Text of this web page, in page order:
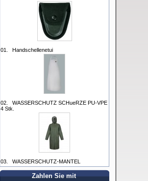
01. Handschellenetui
02. WASSERSCHUTZ SCHueRZE PU-VPE
4 Stk.
03. WASSERSCHUTZ-MANTEL
Zahlen Sie mit